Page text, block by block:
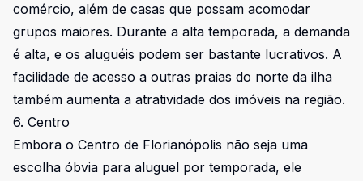
comércio, além de casas que possam acomodar
grupos maiores. Durante a alta temporada, a demanda
é alta, e os aluguéis podem ser bastante lucrativos. A
facilidade de acesso a outras praias do norte da ilha
também aumenta a atratividade dos imóveis na região.
6. Centro
Embora o Centro de Florianópolis não seja uma
escolha óbvia para aluguel por temporada, ele